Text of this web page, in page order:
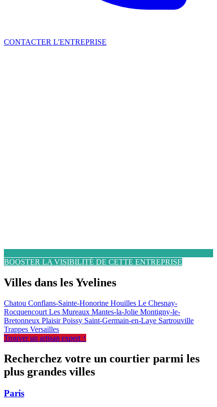
CONTACTER L'ENTREPRISE
BOOSTER LA VISIBILITÉ DE CETTE ENTREPRISE
Villes dans les Yvelines
Chatou Conflans-Sainte-Honorine Houilles Le Chesnay-
Rocquencourt Les Mureaux Mantes-la-Jolie Montigny-le-
Bretonneux PlaisirPoissy Saint-Germain-en-Laye Sartrouville
Trappes Versailles
Trouver un artisan expert ↑
Recherchez votre un courtier parmi les
plus grandes villes
Paris